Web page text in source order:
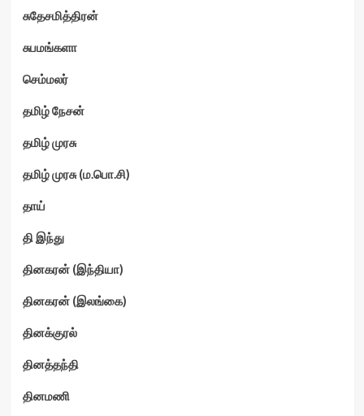
சுதேசமித்திரன்
சுபமங்களா
செம்மலர்
தமிழ் நேசன்
தமிழ் முரசு
தமிழ் முரசு (ம.பொ.சி)
தாய்
தி இந்து
தினகரன் (இந்தியா)
தினகரன் (இலங்கை)
தினக்குரல்
தினத்தந்தி
தினமணி